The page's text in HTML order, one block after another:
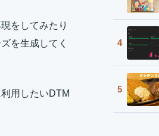
をしてみたり
を生成してく
用したいDTM
4
5